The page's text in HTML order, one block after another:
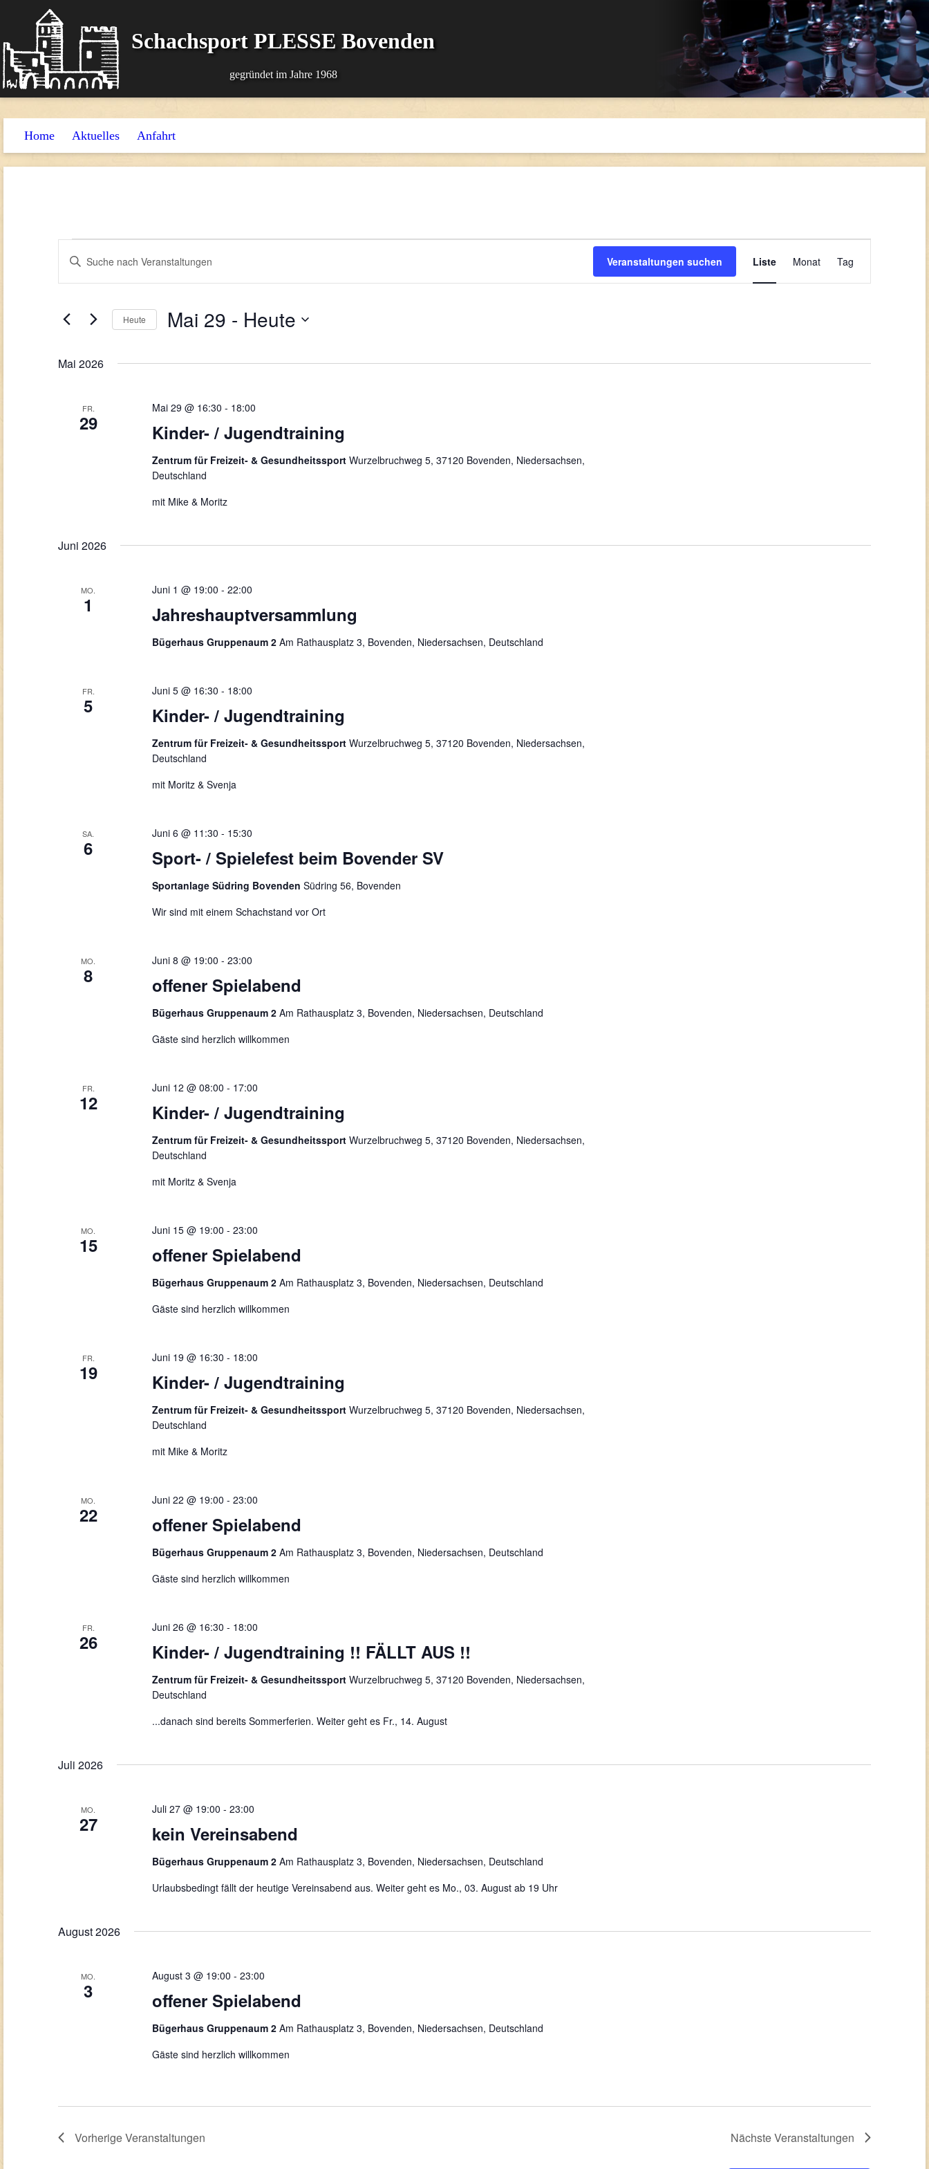
Schachsport PLESSE Bovenden
gegründet im Jahre 1968
Home Aktuelles Anfahrt
Suche
Navigation
Bitte
Schlüsselwort
Veranstaltungen
Schlüsselwort.
Veranstaltungen suchen
Ansichten-
Liste Monat Tag
Heute Mai 29 - Heute
Mai 2026
FR.
29 Kinder- / Jugendtraining
Mai 29 @ 16:30 - 18:00
Zentrum für Freizeit- & Gesundheitssport Wurzelbruchweg 5, 37120 Bovenden, Niedersachsen,
Deutschland
mit Mike & Moritz
Juni 2026
MO.
1 Jahreshauptversammlung
Juni 1 @ 19:00 - 22:00
Bügerhaus Gruppenaum 2 Am Rathausplatz 3, Bovenden, Niedersachsen, Deutschland
FR.
5 Kinder- / Jugendtraining
Juni 5 @ 16:30 - 18:00
Zentrum für Freizeit- & Gesundheitssport Wurzelbruchweg 5, 37120 Bovenden, Niedersachsen,
Deutschland
mit Moritz & Svenja
SA.
6 Sport- / Spielefest beim Bovender SV
Juni 6 @ 11:30 - 15:30
Sportanlage Südring Bovenden Südring 56, Bovenden
Wir sind mit einem Schachstand vor Ort
MO.
8 offener Spielabend
Juni 8 @ 19:00 - 23:00
Bügerhaus Gruppenaum 2 Am Rathausplatz 3, Bovenden, Niedersachsen, Deutschland
Gäste sind herzlich willkommen
FR.
12 Kinder- / Jugendtraining
Juni 12 @ 08:00 - 17:00
Zentrum für Freizeit- & Gesundheitssport Wurzelbruchweg 5, 37120 Bovenden, Niedersachsen,
Deutschland
mit Moritz & Svenja
MO.
15 offener Spielabend
Juni 15 @ 19:00 - 23:00
Bügerhaus Gruppenaum 2 Am Rathausplatz 3, Bovenden, Niedersachsen, Deutschland
Gäste sind herzlich willkommen
FR.
19 Kinder- / Jugendtraining
Juni 19 @ 16:30 - 18:00
Zentrum für Freizeit- & Gesundheitssport Wurzelbruchweg 5, 37120 Bovenden, Niedersachsen,
Deutschland
mit Mike & Moritz
MO.
22 offener Spielabend
Juni 22 @ 19:00 - 23:00
Bügerhaus Gruppenaum 2 Am Rathausplatz 3, Bovenden, Niedersachsen, Deutschland
Gäste sind herzlich willkommen
FR.
26 Kinder- / Jugendtraining !! FÄLLT AUS !!
Juni 26 @ 16:30 - 18:00
Zentrum für Freizeit- & Gesundheitssport Wurzelbruchweg 5, 37120 Bovenden, Niedersachsen,
Deutschland
...danach sind bereits Sommerferien. Weiter geht es Fr., 14. August
Juli 2026
MO.
27 kein Vereinsabend
Juli 27 @ 19:00 - 23:00
Bügerhaus Gruppenaum 2 Am Rathausplatz 3, Bovenden, Niedersachsen, Deutschland
Urlaubsbedingt fällt der heutige Vereinsabend aus. Weiter geht es Mo., 03. August ab 19 Uhr
August 2026
MO.
3 offener Spielabend
August 3 @ 19:00 - 23:00
Bügerhaus Gruppenaum 2 Am Rathausplatz 3, Bovenden, Niedersachsen, Deutschland
Gäste sind herzlich willkommen
VorherigeVeranstaltungen NächsteVeranstaltungen